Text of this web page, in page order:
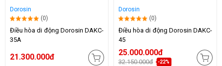
Dorosin
(0)
Điều hòa di động Dorosin DAKC-
35A
21.300.000đ
Dorosin
(0)
Điều hòa di động Dorosin DAKC-
45
25.000.000đ
32.150.000đ -22%